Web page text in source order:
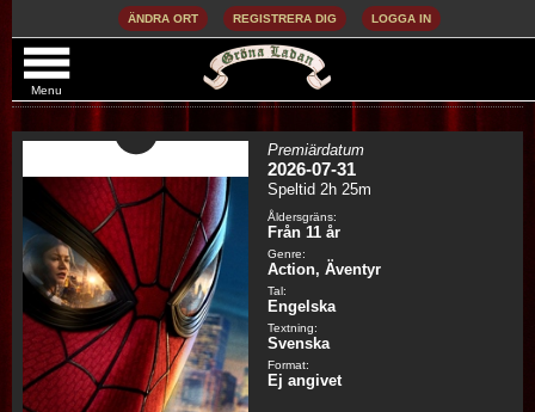
SPIDER-MAN: BRAND NEW DAY (SV. TXT)
(ENG. TAL)
Premiärdatum
2026-07-31
Speltid 2h 25m
Åldersgräns:
Från 11 år
Genre:
Action, Äventyr
Tal:
Engelska
Textning:
Svenska
Format:
Ej angivet
ÄNDRA ORT REGISTRERA DIG LOGGA IN
Menu